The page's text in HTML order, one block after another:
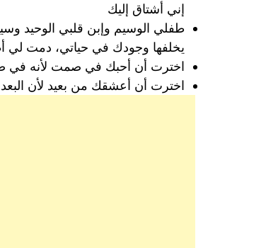
إني أشتاق إليك
طفلي الوسيم وإبن قلبي الوحيد وسيد
يخلفها وجودك في حياتي، دمت لي
اخترت أن أحبك في صمت لأنه في
اخترت أن أعشقك من بعيد لأن